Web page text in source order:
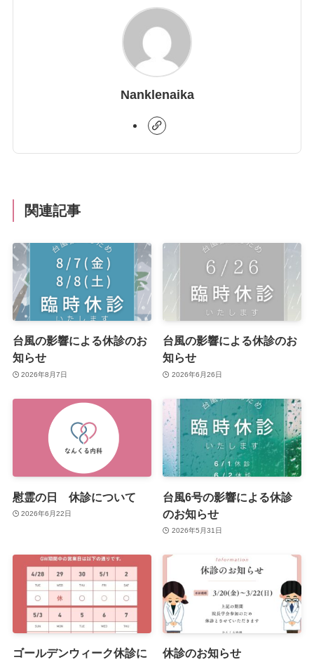
Nanklenaika
関連記事
台風の影響による休診のお
知らせ
2026年8月7日
台風の影響による休診のお
知らせ
2026年6月26日
慰霊の日 休診について
2026年6月22日
台風6号の影響による休診
のお知らせ
2026年5月31日
ゴールデンウィーク休診に
休診のお知らせ